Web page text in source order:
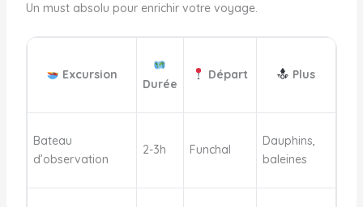
Un must absolu pour enrichir votre voyage.
Excursion
Durée
Départ Plus
Bateau
d’observation
2-3h Funchal
Dauphins,
baleines